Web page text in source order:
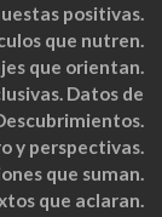
positivas.
que nutren.
que orientan.
Datos de
y perspectivas.
que suman.
que aclaran.